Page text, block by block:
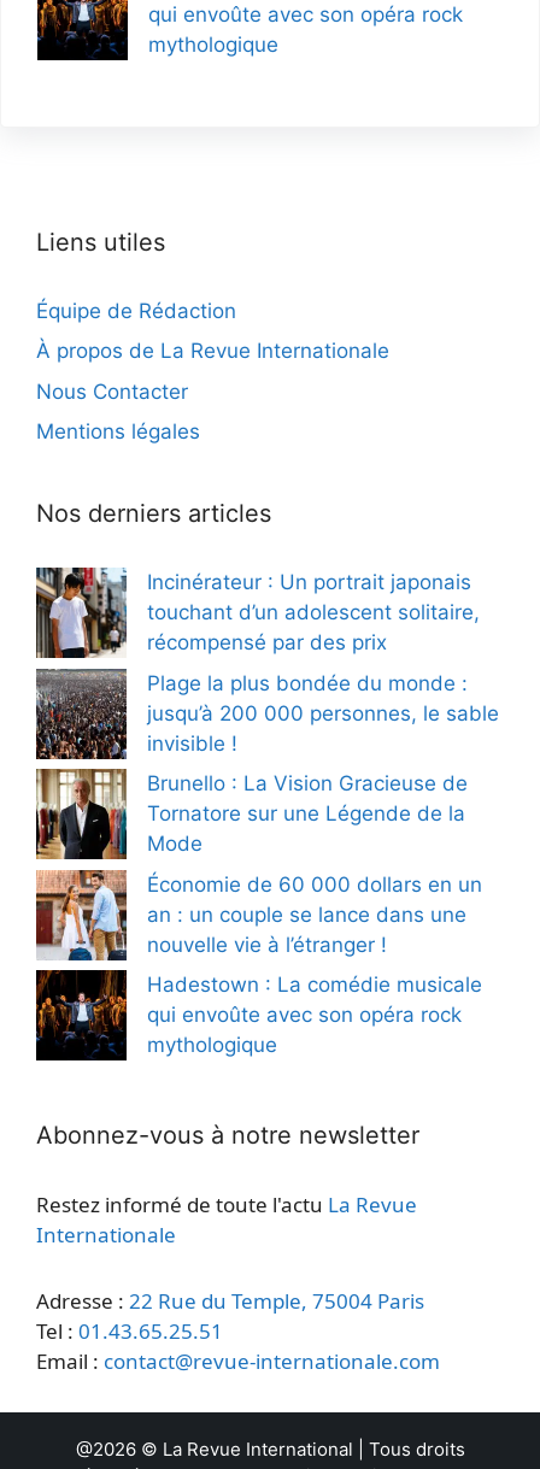
qui envoûte avec son opéra rock
mythologique
Liens utiles
Équipe de Rédaction
À propos de La Revue Internationale
Nous Contacter
Mentions légales
Nos derniers articles
Incinérateur : Un portrait japonais
touchant d’un adolescent solitaire,
récompensé par des prix
Plage la plus bondée du monde :
jusqu’à 200 000 personnes, le sable
invisible !
Brunello : La Vision Gracieuse de
Tornatore sur une Légende de la
Mode
Économie de 60 000 dollars en un
an : un couple se lance dans une
nouvelle vie à l’étranger !
Hadestown : La comédie musicale
qui envoûte avec son opéra rock
mythologique
Abonnez-vous à notre newsletter
Restez informé de toute l'actu La Revue
Internationale
Adresse : 22 Rue du Temple, 75004 Paris
Tel : 01.43.65.25.51
Email : contact@revue-internationale.com
@2026 © La Revue International | Tous droits